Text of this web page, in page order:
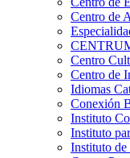
Centro de
Centro
Centro de
Idiomas
Conexión
Instituto
Instituto
Instituto